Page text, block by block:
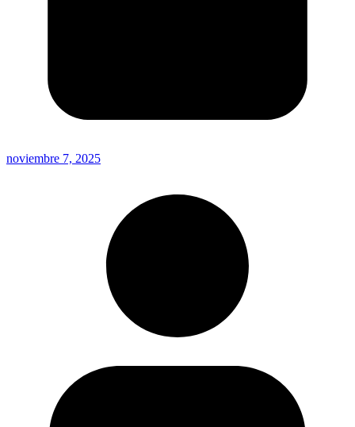
noviembre 7, 2025